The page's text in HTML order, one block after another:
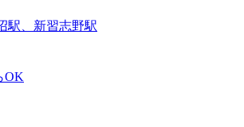
駅、新習志野駅
OK